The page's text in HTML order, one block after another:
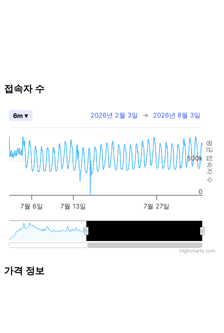
접속자 수
평균 접속자 수
2026년 2월 3일 → 2026년 8월 3일
6m ▾
7월 6일 7월 13일 7월 27일
2026년
2026년
0
500k
Highcharts.com
가격 정보